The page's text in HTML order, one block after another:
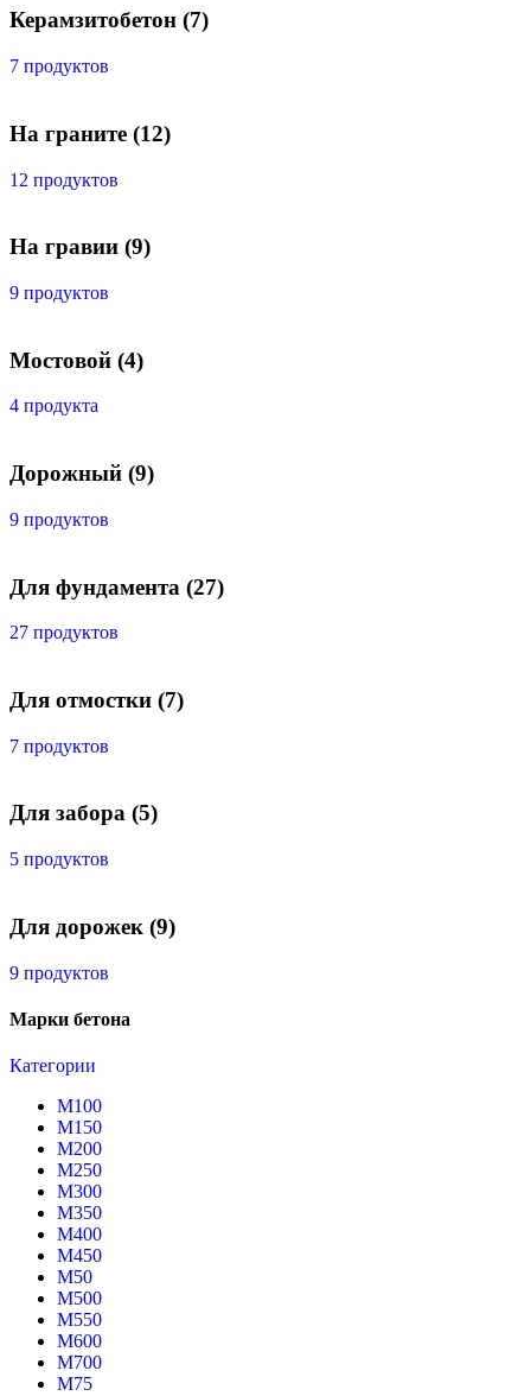
Керамзитобетон (7)
7 продуктов
На граните (12)
12 продуктов
На гравии (9)
9 продуктов
Мостовой (4)
4 продукта
Дорожный (9)
9 продуктов
Для фундамента (27)
27 продуктов
Для отмостки (7)
7 продуктов
Для забора (5)
5 продуктов
Для дорожек (9)
9 продуктов
Марки бетона
Категории
М100
М150
М200
М250
М300
М350
М400
М450
М50
М500
М550
М600
М700
М75